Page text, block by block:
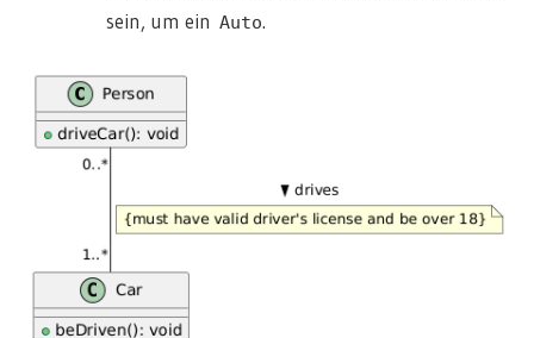
sein, um einAuto.